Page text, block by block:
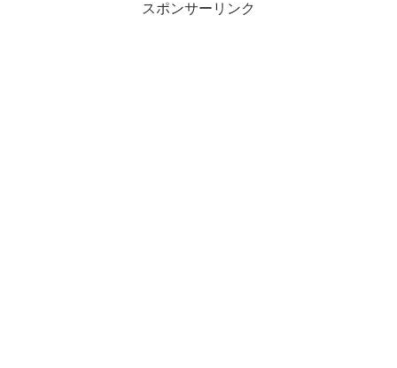
スポンサーリンク